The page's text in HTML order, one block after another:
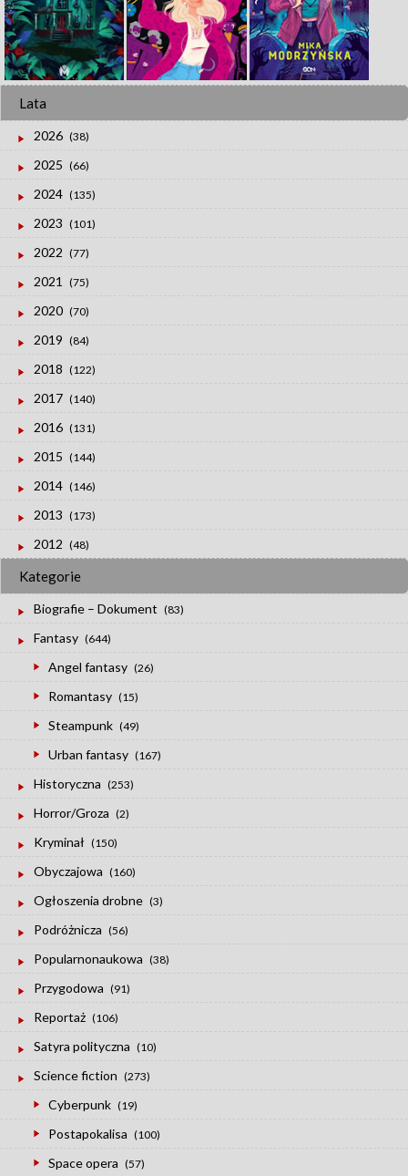
Lata
2026 (38)
2025 (66)
2024 (135)
2023 (101)
2022 (77)
2021 (75)
2020 (70)
2019 (84)
2018 (122)
2017 (140)
2016 (131)
2015 (144)
2014 (146)
2013 (173)
2012 (48)
Kategorie
Biografie – Dokument (83)
Fantasy (644)
Angel fantasy (26)
Romantasy (15)
Steampunk (49)
Urban fantasy (167)
Historyczna (253)
Horror/Groza (2)
Kryminał (150)
Obyczajowa (160)
Ogłoszenia drobne (3)
Podróżnicza (56)
Popularnonaukowa (38)
Przygodowa (91)
Reportaż (106)
Satyra polityczna (10)
Science fiction (273)
Cyberpunk (19)
Postapokalisa (100)
Space opera (57)